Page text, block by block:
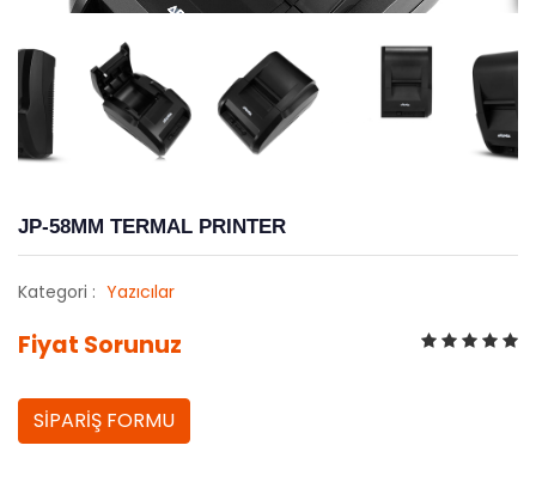
JP-58MM TERMAL PRINTER
Kategori : Yazıcılar
Fiyat Sorunuz
SİPARİŞ FORMU